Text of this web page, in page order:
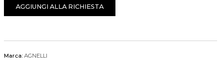
AGGIUNGI ALLA RICHIESTA
Marca: AGNELLI